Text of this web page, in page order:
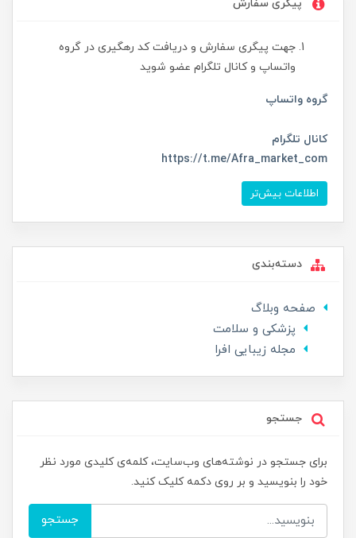
پیگری سفارش
جهت پیگری سفارش و دریافت کد رهگیری در گروه
واتساپ و کانال تلگرام عضو شوید
گروه واتساپ
کانال تلگرام
https://t.me/Afra_market_com
اطلاعات بیش‌تر
دسته‌بندی
صفحه وبلاگ
پزشکی و سلامت
مجله زیبایی افرا
جستجو
برای جستجو در نوشته‌های وب‌سایت، کلمه‌ی کلیدی مورد نظر
خود را بنویسید و بر روی دکمه کلیک کنید.
جستجو